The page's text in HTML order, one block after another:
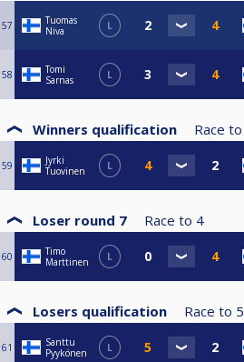
57
Tuomas
Niva
L
58
Tomi
Sarnas
L
Winners qualification Race to
59
Jyrki
Tuovinen
L
Loser round 7 Race to 4
60
Timo
Marttinen
L
Losers qualification Race to 5
61
Santtu
Pyykönen
L